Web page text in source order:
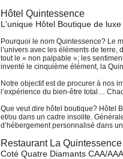
Hôtel Quintessence
L'unique Hôtel Boutique de
Pourquoi le nom Quintessence? Le
l’univers avec les éléments de terre,
tout le « non palpable »; les
inventé le cinquième élément, la
Notre objectif est de procurer à nos
l’expérience du bien-être total…
Que veut dire hôtel boutique? Hôtel
et/ou dans un cadre insolite.
d’hébergement personnalisé dans
Restaurant La Quintessence
Coté Quatre Diamants CAA/